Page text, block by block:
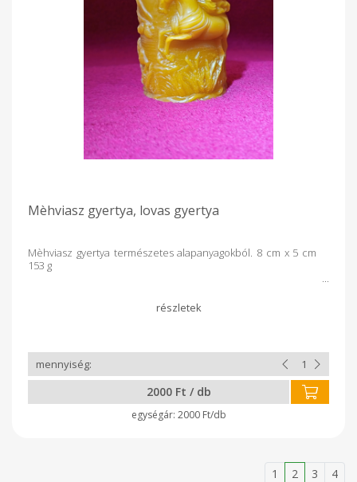
Mèhviasz gyertya, lovas gyertya
Mèhviasz gyertya természetes alapanyagokból. 8 cm x 5 cm
153 g
2000 Ft / db
2000 Ft/db
1 2 3 4